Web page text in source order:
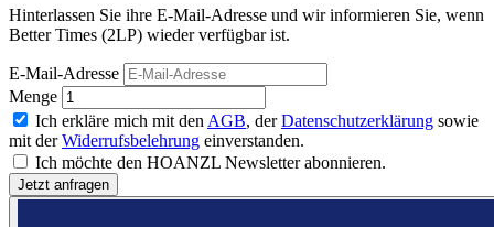
Hinterlassen Sie ihre E-Mail-Adresse und wir informieren Sie, wenn
Better Times (2LP) wieder verfügbar ist.
E-Mail-Adresse
Menge
Ich erkläre mich mit den AGB, derDatenschutzerklärung sowie
mit derWiderrufsbelehrung einverstanden.
Ich möchte den HOANZL Newsletter abonnieren.